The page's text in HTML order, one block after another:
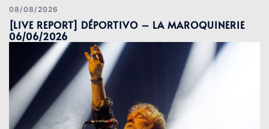
08/08/2026
[LIVE REPORT] DÉPORTIVO – LA MAROQUINERIE
06/06/2026